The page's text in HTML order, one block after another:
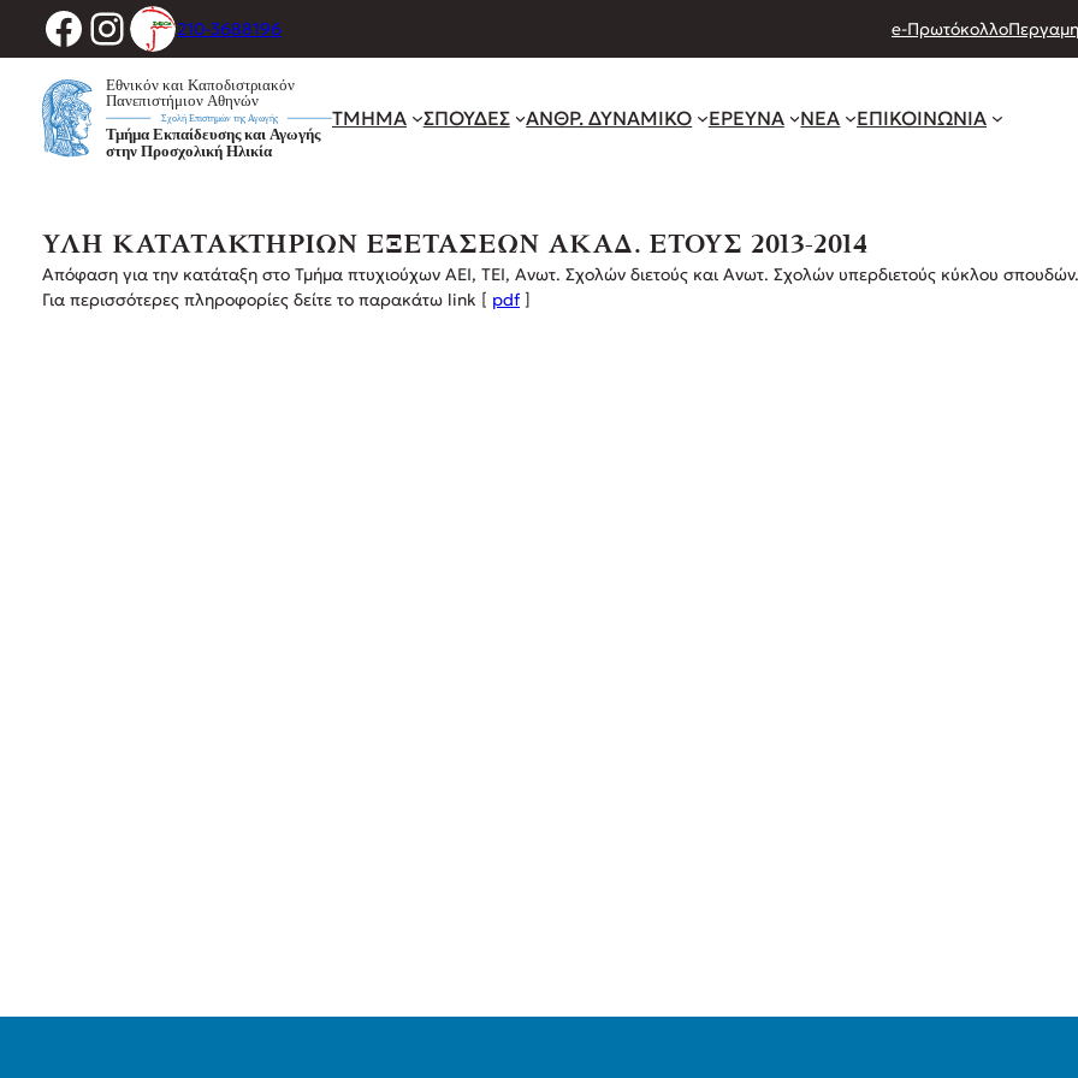
Μετάβαση
περιεχόμενο
Facebook
Instagram
210-3688196 e-Πρωτόκολλο
ΤΜΗΜΑ ΣΠΟΥΔΕΣ ΑΝΘΡ. ΔΥΝΑΜΙΚΟ ΕΡΕΥΝΑ ΝΕΑ ΕΠΙΚΟΙΝΩΝΙΑ
ΥΛΗ ΚΑΤΑΤΑΚΤΗΡΙΩΝ ΕΞΕΤΑΣΕΩΝ ΑΚΑΔ. ΕΤΟΥΣ 2013-2014
Απόφαση για την κατάταξη στο Τμήμα πτυχιούχων ΑΕΙ, ΤΕΙ, Ανωτ. Σχολών διετούς και Ανωτ. Σχολών υπερδιετούς κύκλου σπουδών.
Για περισσότερες πληροφορίες δείτε το παρακάτω link [ pdf ]